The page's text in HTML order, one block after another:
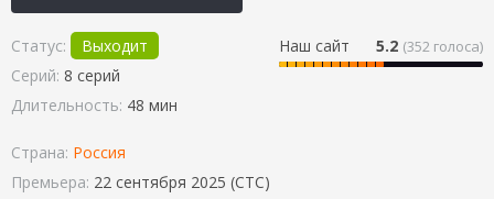
Наш сайт 5.2 (352 голоса)
Статус:
Выходит
Серий: 8 серий
Длительность: 48 мин
Страна: Россия
Премьера: 22 сентября 2025 (СТС)